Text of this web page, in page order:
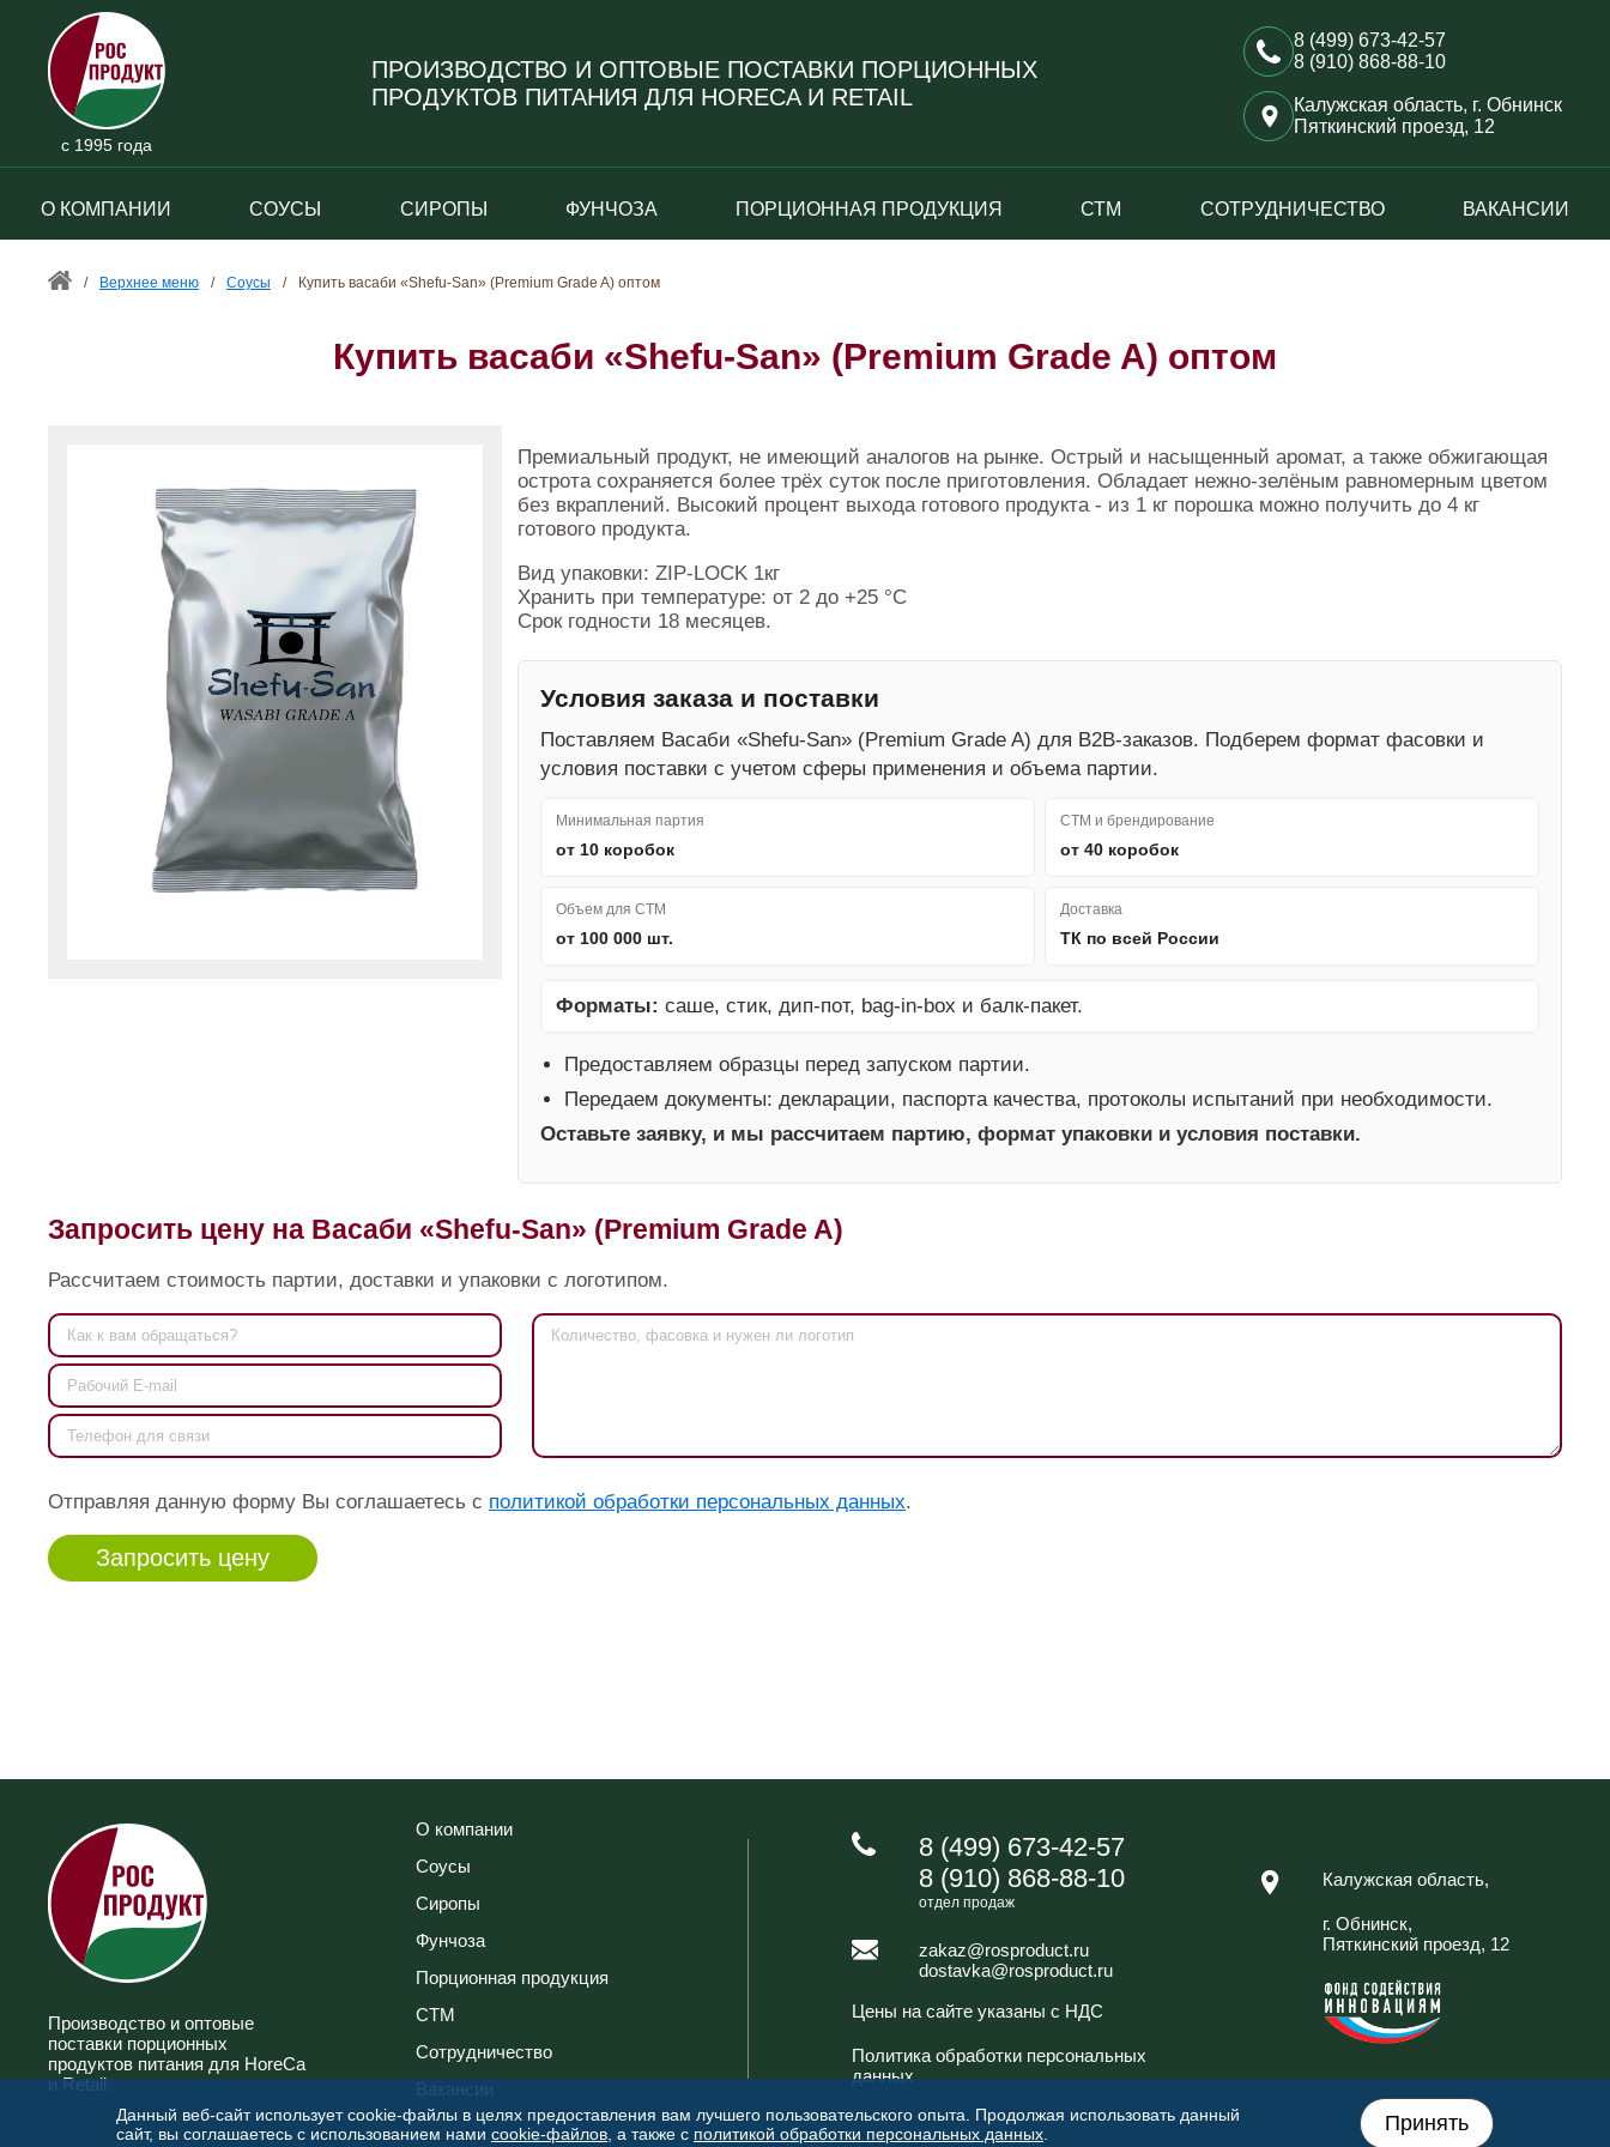
с 1995 года
ПРОИЗВОДСТВО И ОПТОВЫЕ ПОСТАВКИ ПОРЦИОННЫХ
ПРОДУКТОВ ПИТАНИЯ ДЛЯ HORECA И RETAIL
8 (499) 673-42-57
8 (910) 868-88-10
Калужская область, г. Обнинск
Пяткинский проезд, 12
О КОМПАНИИ СОУСЫ СИРОПЫ ФУНЧОЗА ПОРЦИОННАЯ ПРОДУКЦИЯ СТМ СОТРУДНИЧЕСТВО ВАКАНСИИ
/ Верхнее меню / Соусы / Купить васаби «Shefu-San» (Premium Grade A) оптом
Купить васаби «Shefu-San» (Premium Grade A) оптом
Премиальный продукт, не имеющий аналогов на рынке. Острый и насыщенный аромат, а также обжигающая
острота сохраняется более трёх суток после приготовления. Обладает нежно-зелёным равномерным цветом
без вкраплений. Высокий процент выхода готового продукта - из 1 кг порошка можно получить до 4 кг
готового продукта.
Вид упаковки: ZIP-LOCK 1кг
Хранить при температуре: от 2 до +25 °С
Срок годности 18 месяцев.
Условия заказа и поставки
Поставляем Васаби «Shefu-San» (Premium Grade A) для B2B-заказов. Подберем формат фасовки и
условия поставки с учетом сферы применения и объема партии.
Минимальная партия
от 10 коробок
СТМ и брендирование
от 40 коробок
Объем для СТМ
от 100 000 шт.
Доставка
ТК по всей России
Форматы: саше, стик, дип-пот, bag-in-box и балк-пакет.
Предоставляем образцы перед запуском партии.
Передаем документы: декларации, паспорта качества, протоколы испытаний при необходимости.
Оставьте заявку, и мы рассчитаем партию, формат упаковки и условия поставки.
Запросить цену на Васаби «Shefu-San» (Premium Grade A)
Рассчитаем стоимость партии, доставки и упаковки с логотипом.
Отправляя данную форму Вы соглашаетесь с политикой обработки персональных данных.
Производство и оптовые
поставки порционных
продуктов питания для HoreCa
и Retail.
О компании
Соусы
Сиропы
Фунчоза
Порционная продукция
СТМ
Сотрудничество
8 (499) 673-42-57
8 (910) 868-88-10
отдел продаж
zakaz@rosproduct.ru
dostavka@rosproduct.ru
Цены на сайте указаны с НДС
Политика обработки персональных
данных
Калужская область,
г. Обнинск,
Пяткинский проезд, 12
Данный веб-сайт использует cookie-файлы в целях предоставления вам лучшего пользовательского опыта. Продолжая использовать данный
сайт, вы соглашаетесь с использованием нами cookie-файлов , а также с политикой обработки персональных данных Принять